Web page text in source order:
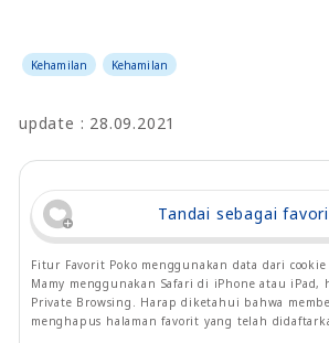
Kehamilan Kehamilan
update : 28.09.2021
Tandai sebagai
Fitur Favorit Poko menggunakan data dari cookie
Mamy menggunakan Safari di iPhone atau iPad,
Private Browsing. Harap diketahui bahwa
menghapus halaman favorit yang telah